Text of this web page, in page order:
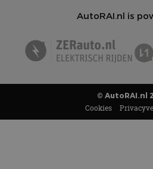
AutoRAI.nl is
© AutoRAI.nl
Cookies